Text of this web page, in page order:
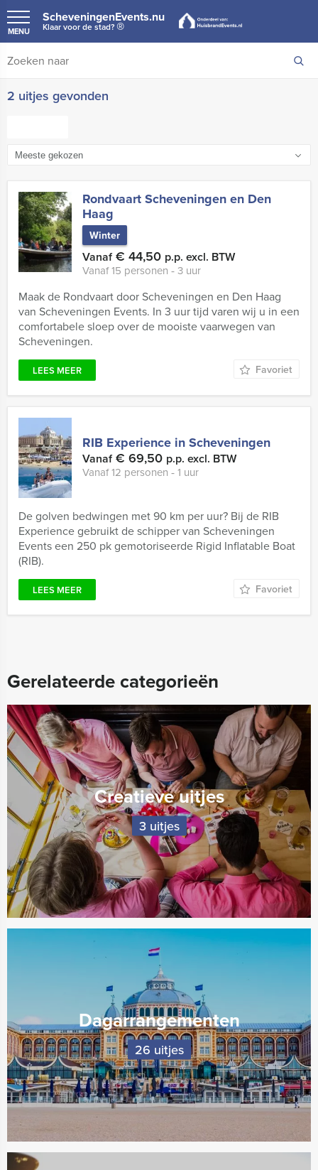
ScheveningenEvents.nu
Klaar voor de stad?®
MENU
2 uitjes gevonden
Rondvaart Scheveningen en Den
Haag
Winter
Vanaf€ 44,50 p.p. excl. BTW
Vanaf 15 personen ‐ 3 uur
Maak de Rondvaart door Scheveningen en Den Haag
van Scheveningen Events. In 3 uur tijd varen wij u in een
comfortabele sloep over de mooiste vaarwegen van
Scheveningen.
LEES MEER Favoriet
RIB Experience in Scheveningen
Vanaf€ 69,50 p.p. excl. BTW
Vanaf 12 personen ‐ 1 uur
De golven bedwingen met 90 km per uur? Bij de RIB
Experience gebruikt de schipper van Scheveningen
Events een 250 pk gemotoriseerde Rigid Inflatable Boat
(RIB).
LEES MEER Favoriet
Gerelateerde categorieën
Creatieve uitjes
3 uitjes
Dagarrangementen
26 uitjes